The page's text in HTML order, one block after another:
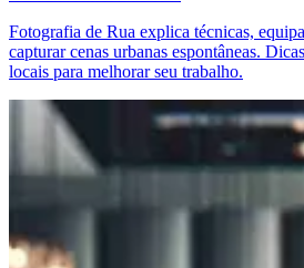
Fotografia de Rua explica técnicas,
capturar cenas urbanas espontâneas.
locais para melhorar seu trabalho.